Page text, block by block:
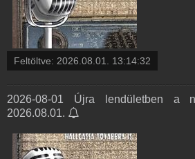
Feltöltve: 2026.08.01. 13:14:32
2026-08-01 Újra lendületben a
2026.08.01.